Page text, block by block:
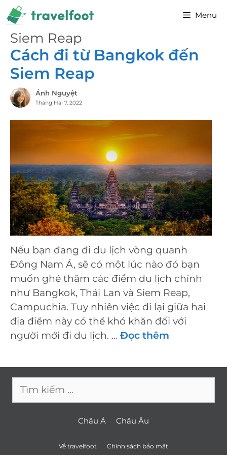
Chuyển
đến
nội
dung
Menu
Siem Reap
Cách đi từ Bangkok đến
Siem Reap
Ánh Nguyệt
Tháng Hai 7, 2022
Nếu bạn đang đi du lịch vòng quanh
Đông Nam Á, sẽ có một lúc nào đó bạn
muốn ghé thăm các điểm du lịch chính
như Bangkok, Thái Lan và Siem Reap,
Campuchia. Tuy nhiên việc đi lại giữa hai
địa điểm này có thể khó khăn đối với
người mới đi du lịch. … Đọc thêm
kiếm
cho:
Châu Á
Châu Âu
Về travelfoot Chính sách bảo mật